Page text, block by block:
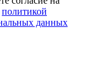
политикой
данных